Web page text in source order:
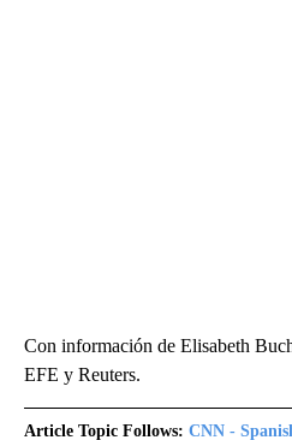
Con información de Elisabeth
EFE y Reuters.
Article Topic Follows: CNN -